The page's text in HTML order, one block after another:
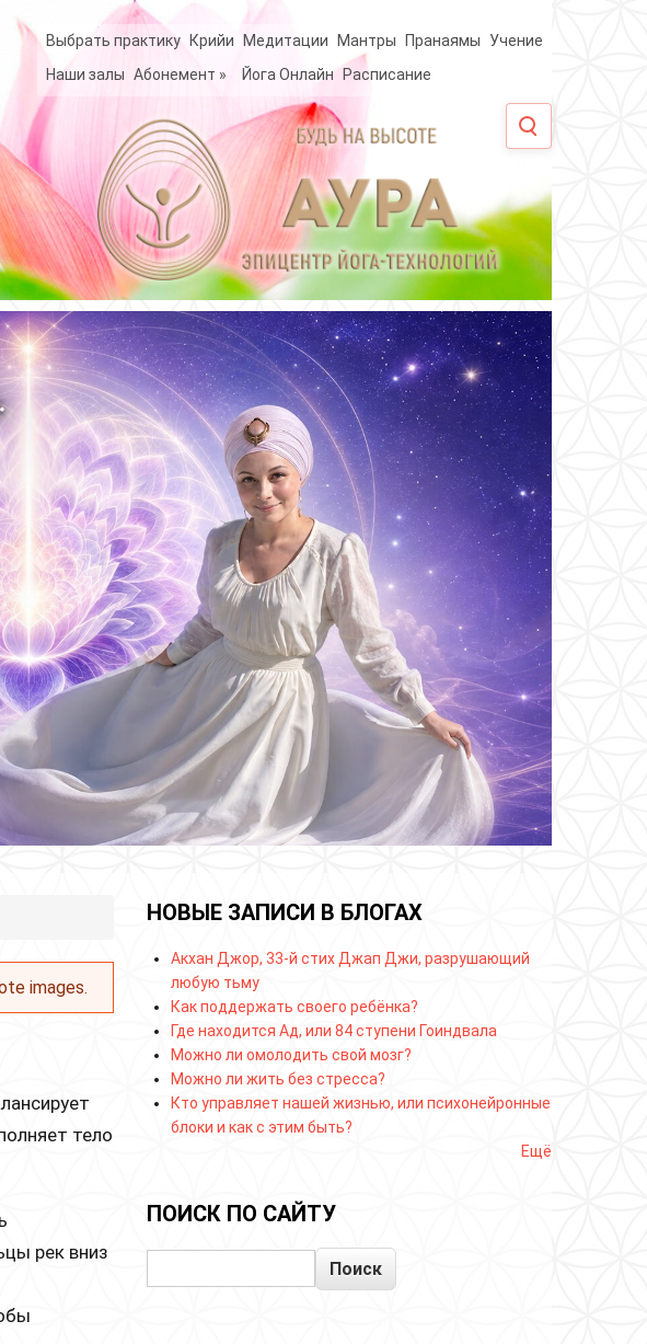
Выбрать практику Крийи Медитации Мантры Пранаямы
Учение
Наши залы Абонемент » Йога Онлайн Расписание
images.
тело
рек вниз
НОВЫЕ ЗАПИСИ В БЛОГАХ
Акхан Джор, 33-й стих Джап Джи, разрушающий
любую тьму
Как поддержать своего ребёнка?
Где находится Ад, или 84 ступени Гоиндвала
Можно ли омолодить свой мозг?
Можно ли жить без стресса?
Кто управляет нашей жизнью, или психонейронные
блоки и как с этим быть?
Ещё
ПОИСК ПО САЙТУ